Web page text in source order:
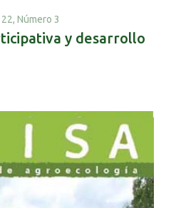
Número 3
y desarrollo